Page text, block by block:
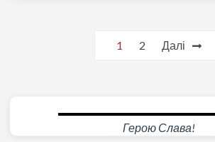
1 2 Далі
Анатолій НАЗАРЕНКО
Герою Слава!